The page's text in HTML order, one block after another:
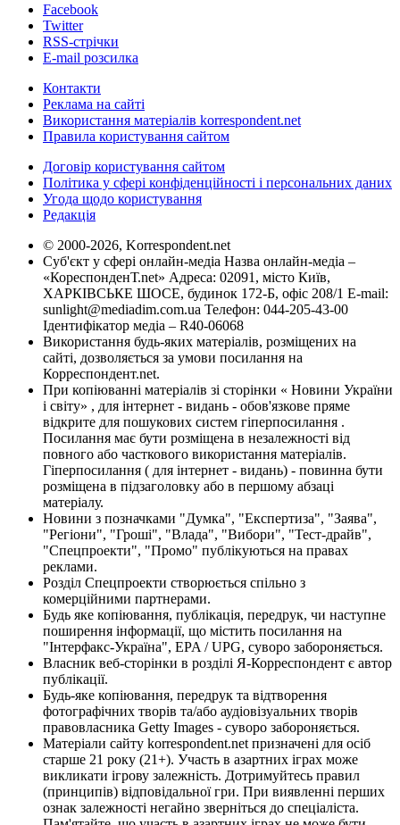
Facebook
Twitter
RSS-стрічки
E-mail розсилка
Контакти
Реклама на сайті
Використання матеріалів korrespondent.net
Правила користування сайтом
Договір користування сайтом
Політика у сфері конфіденційності і персональних даних
Угода щодо користування
Редакція
© 2000-2026, Korrespondent.net
Суб'єкт у сфері онлайн-медіа Назва онлайн-медіа –
«КореспонденТ.net» Адреса: 02091, місто Київ,
ХАРКІВСЬКЕ ШОСЕ, будинок 172-Б, офіс 208/1 E-mail:
sunlight@mediadim.com.ua Телефон: 044-205-43-00
Ідентифікатор медіа – R40-06068
Використання будь-яких матеріалів, розміщених на
сайті, дозволяється за умови посилання на
Корреспондент.net.
При копіюванні матеріалів зі сторінки « Новини України
і світу» , для інтернет - видань - обов'язкове пряме
відкрите для пошукових систем гіперпосилання .
Посилання має бути розміщена в незалежності від
повного або часткового використання матеріалів.
Гіперпосилання ( для інтернет - видань) - повинна бути
розміщена в підзаголовку або в першому абзаці
матеріалу.
Новини з позначками "Думка", "Експертиза", "Заява",
"Регіони", "Гроші", "Влада", "Вибори", "Тест-драйв",
"Спецпроекти", "Промо" публікуються на правах
реклами.
Розділ Спецпроекти створюється спільно з
комерційними партнерами.
Будь яке копіювання, публікація, передрук, чи наступне
поширення інформації, що містить посилання на
"Інтерфакс-Україна", EPA / UPG, суворо забороняється.
Власник веб-сторінки в розділі Я-Корреспондент є автор
публікації.
Будь-яке копіювання, передрук та відтворення
фотографічних творів та/або аудіовізуальних творів
правовласника Getty Images - суворо забороняється.
Матеріали сайту korrespondent.net призначені для осіб
старше 21 року (21+). Участь в азартних іграх може
викликати ігрову залежність. Дотримуйтесь правил
(принципів) відповідальної гри. При виявленні перших
ознак залежності негайно зверніться до спеціаліста.